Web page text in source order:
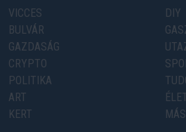
VICCES
BULVÁR
GAZDASÁG
CRYPTO
POLITIKA
ART
KERT
DIY
MÁS